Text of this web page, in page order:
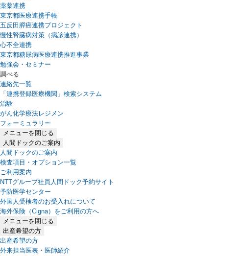
薬薬連携
東京都医療連携手帳
五反田膵癌連携プロジェクト
慢性腎臓病対策（病診連携）
心不全連携
東京都糖尿病医療連携推進事業
勉強会・セミナー
調べる
連絡先一覧
「連携登録医療機関」検索システム
（新しいタブで開きます）
治験
がん化学療法レジメン
フォーミュラリー
（PDFファイル、新しいタブで開きます）
メニューを閉じる
人間ドックのご案内
人間ドックのご案内
検査項目・オプション一覧
ご利用案内
NTTグループ社員人間ドック予約サイト
予防医学センター
外国人受検者のお受入れについて
海外保険（Cigna）をご利用の方へ
メニューを閉じる
出産希望の方
出産希望の方
外来担当医表・医師紹介